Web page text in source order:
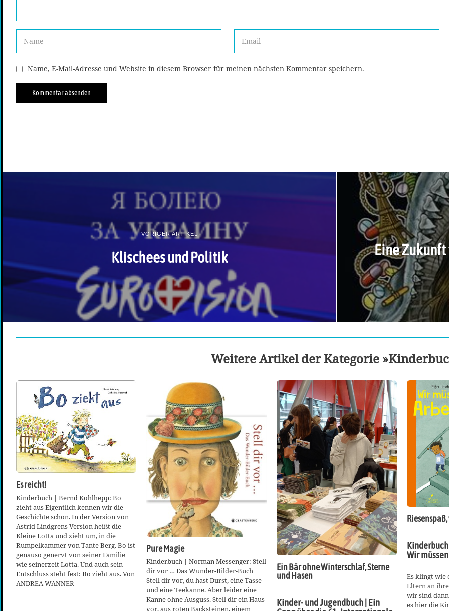
Name, E-Mail-Adresse und Website in diesem Browser für meinen nächsten Kommentar speichern.
VORIGER ARTIKEL
Klischees und Politik Eine Zukunft
Weitere Artikel der Kategorie
Es reicht!
Kinderbuch | Bernd Kohlhepp: Bo
zieht aus Eigentlich kennen wir die
Geschichte schon. In der Version von
Astrid Lindgrens Version heißt die
Kleine Lotta und zieht um, in die
Rumpelkammer von Tante Berg. Bo ist
genauso genervt von seiner Familie
wie seinerzeit Lotta. Und auch sein
Entschluss steht fest: Bo zieht aus. Von
ANDREA WANNER
Pure Magie
Kinderbuch | Norman Messenger: Stell
dir vor … Das Wunder-Bilder-Buch
Stell dir vor, du hast Durst, eine Tasse
und eine Teekanne. Aber leider eine
Kanne ohne Ausguss. Stell dir ein Haus
vor, aus roten Backsteinen, einem
Ein Bär ohne Winterschlaf, Sterne
und Hasen
Kinder- und Jugendbuch | Ein
Wir
Es klingt wie
Eltern an
wir sind
es hier die